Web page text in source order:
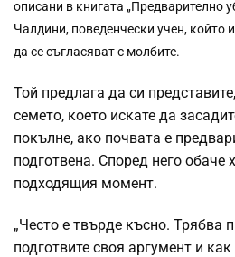
описани в книгата „Предварително
Чалдини, поведенчески учен, който
да се съгласяват с молбите.
Той предлага да си
семето, което искате да
покълне, ако почвата е
подготвена. Според него обаче
подходящия момент.
„Често е твърде късно. Трябва
подготвите своя аргумент и